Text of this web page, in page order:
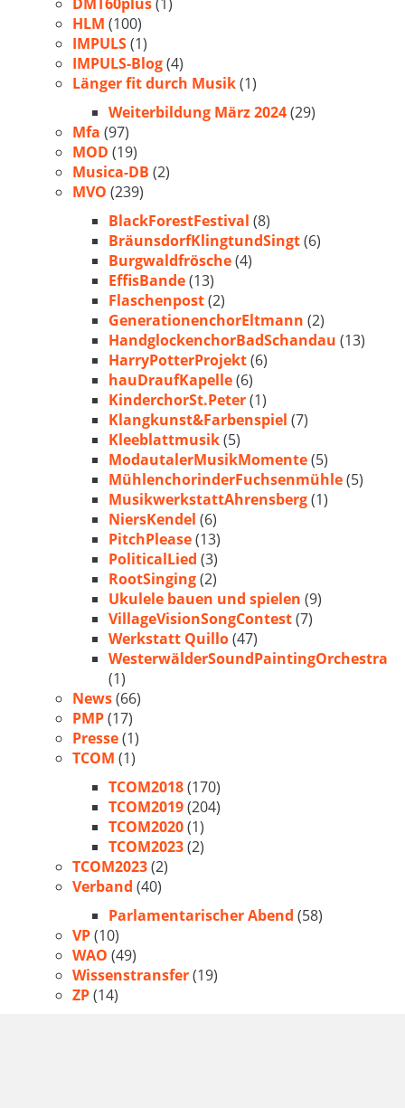
HLM (100)
IMPULS(1)
IMPULS-Blog(4)
Länger fit durch Musik(1)
Weiterbildung März 2024(29)
Mfa (97)
MOD (19)
Musica-DB (2)
MVO (239)
BlackForestFestival (8)
BräunsdorfKlingtundSingt(6)
Burgwaldfrösche(4)
EffisBande(13)
Flaschenpost(2)
GenerationenchorEltmann (2)
HandglockenchorBadSchandau (13)
HarryPotterProjekt(6)
hauDraufKapelle(6)
KinderchorSt.Peter(1)
Klangkunst&Farbenspiel (7)
Kleeblattmusik(5)
ModautalerMusikMomente(5)
MühlenchorinderFuchsenmühle(5)
MusikwerkstattAhrensberg(1)
NiersKendel (6)
PitchPlease(13)
PoliticalLied (3)
RootSinging(2)
Ukulele bauen und spielen (9)
VillageVisionSongContest(7)
Werkstatt Quillo(47)
WesterwälderSoundPaintingOrchestra
(1)
News(66)
PMP(17)
Presse(1)
TCOM (1)
TCOM2018(170)
TCOM2019(204)
TCOM2020(1)
TCOM2023(2)
TCOM2023(2)
Verband (40)
Parlamentarischer Abend (58)
VP(10)
WAO (49)
Wissenstransfer(19)
ZP(14)